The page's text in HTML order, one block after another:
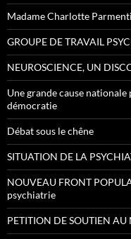
Madame Charlotte
GROUPE DE TRAVAIL
NEUROSCIENCE, UN
Une grande cause
démocratie
Débat sous le chêne
SITUATION DE LA
NOUVEAU FRONT
psychiatrie
PETITION DE SOUTIEN